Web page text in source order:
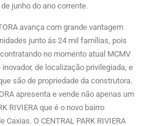
junho do ano corrente.
avança com grande vantagem
junto ás 24 mil famílias, pois
no momento atual MCMV
de localização privilegiada, e
são de propriedade da construtora.
apresenta e vende não apenas um
RIVIERA que é o novo bairro
O CENTRAL PARK RIVIERA